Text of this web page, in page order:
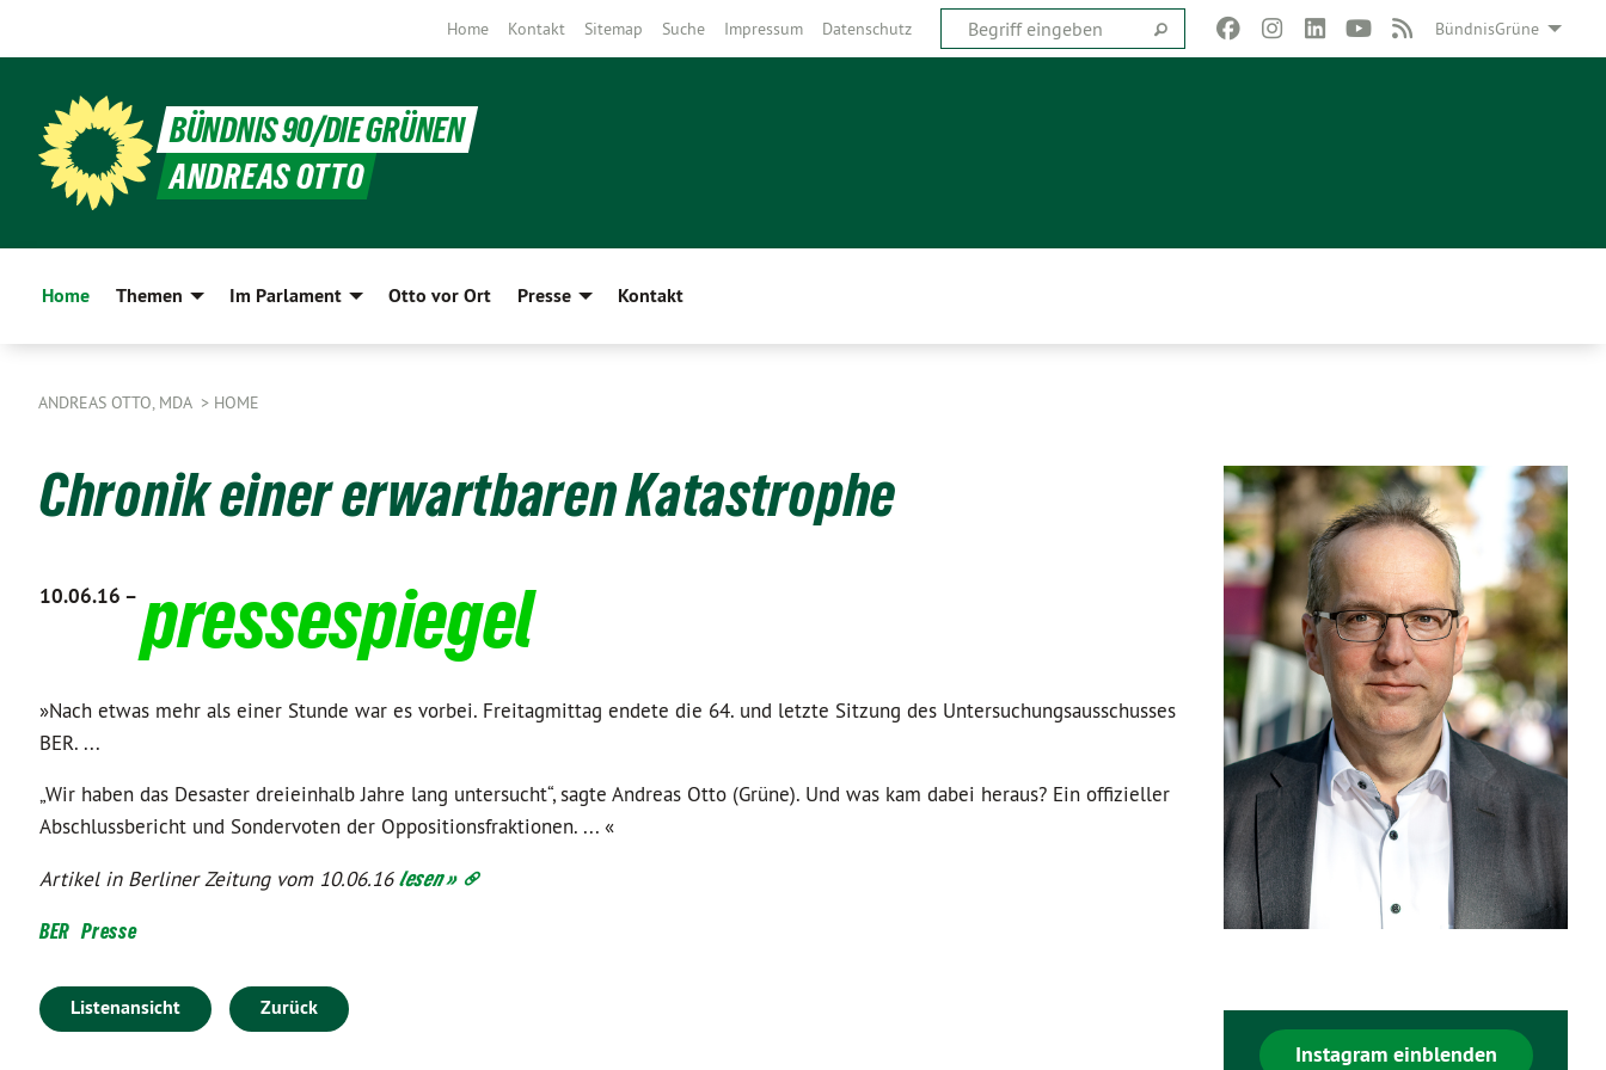
BündnisGrüne
Home Kontakt Sitemap Suche Impressum Datenschutz
BÜNDNIS 90/DIE GRÜNEN
ANDREAS OTTO
Home Themen Im Parlament Otto vor Ort Presse Kontakt
ANDREAS OTTO, MDA HOME
Chronik einer erwartbaren Katastrophe
10.06.16 – pressespiegel
»Nach etwas mehr als einer Stunde war es vorbei. Freitagmittag endete die 64. und letzte Sitzung des Untersuchungsausschusses
BER. ...
„Wir haben das Desaster dreieinhalb Jahre lang untersucht“, sagte Andreas Otto (Grüne). Und was kam dabei heraus? Ein offizieller
Abschlussbericht und Sondervoten der Oppositionsfraktionen. ... «
Artikel in Berliner Zeitung vom 10.06.16lesen »
BER Presse
Listenansicht Zurück
Instagram einblenden